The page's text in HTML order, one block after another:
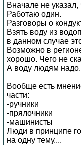
Вначале не
Работаю один.
Разговоры о
Взять воду из
в данном случае
Возможно в
хорошо. Чего не
А воду людям надо.
Вообще есть
части:
-ручники
-прялочники
-машинисты
Люди в принципе
на одну тему....